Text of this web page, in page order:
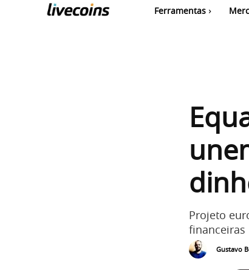
Ferramentas
Projeto
financeiras
Gustavo